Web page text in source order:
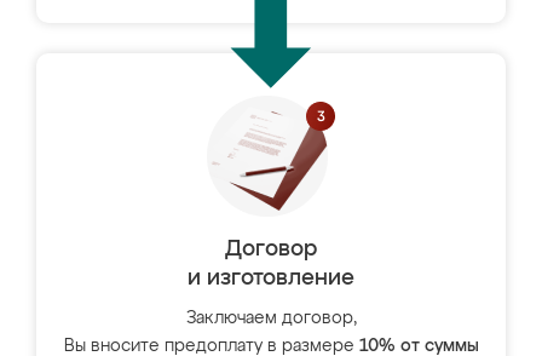
Договор
и изготовление
Заключаем договор,
Вы вносите предоплату в размере 10% от суммы